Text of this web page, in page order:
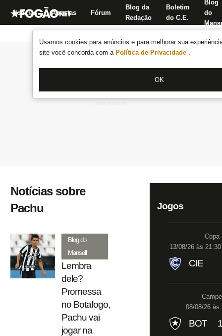
Usamos cookies para anúncios e para melhorar sua
site você concorda com a Política de Privacidade .
OK
Notícias Apostas Fórum
Blog da
Redação
Boletim
do C.E.
Blog
do
Notícias sobre
Pachu
Blog do
Mansell
Lembra
dele?
Promessa
no Botafogo,
Pachu vai
jogar na
Jogos
Copa
13/08/26 às
CIE
08/08/26 às
BOT 1